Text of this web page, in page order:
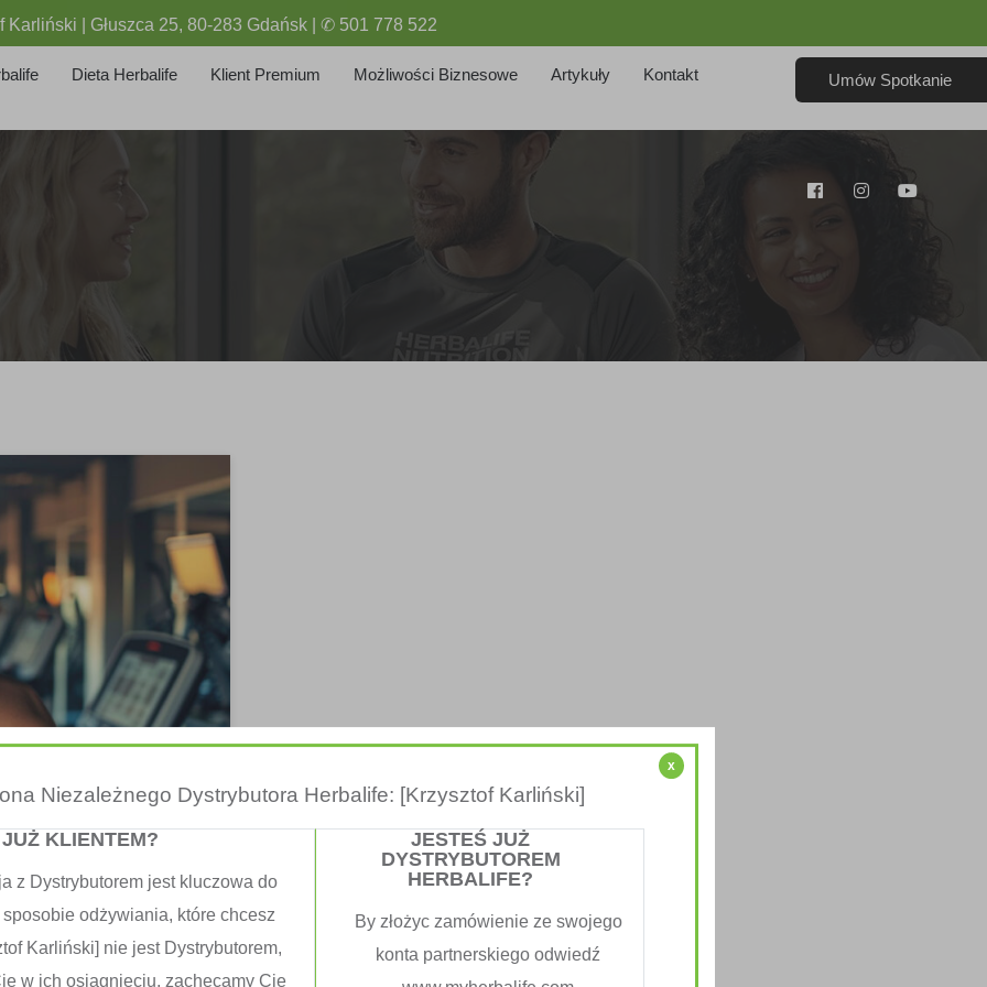
Karliński | Głuszca 25, 80-283 Gdańsk | ✆ 501 778 522
Dieta Herbalife Klient Premium Możliwości Biznesowe Artykuły Kontakt Umów Spotkanie
I Cardio
x
Niezależnego Dystrybutora Herbalife: [Krzysztof Karliński]
KLIENTEM?
z Dystrybutorem jest kluczowa do
odżywiania, które chcesz
Karliński] nie jest Dystrybutorem,
w ich osiągnięciu, zachęcamy Cię
JESTEŚ JUŻ
DYSTRYBUTOREM
HERBALIFE?
By złożyc zamówienie ze swojego
konta partnerskiego odwiedź